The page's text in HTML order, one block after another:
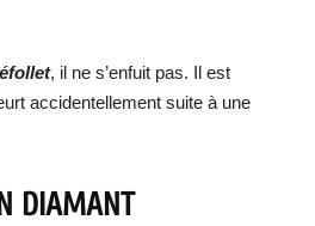
, il ne s’enfuit pas. Il est
accidentellement suite à une
DIAMANT